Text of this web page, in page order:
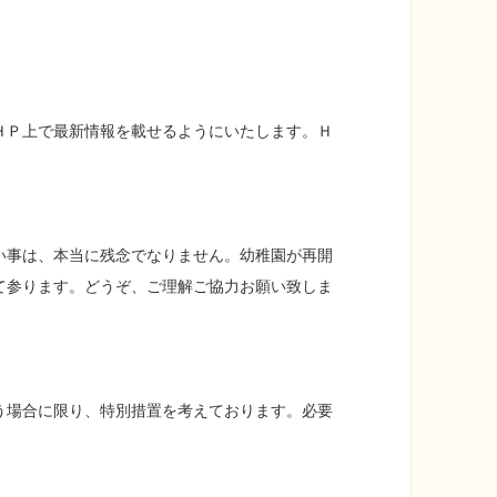
上で最新情報を載せるようにいたします。Ｈ
は、本当に残念でなりません。幼稚園が再開
ります。どうぞ、ご理解ご協力お願い致しま
合に限り、特別措置を考えております。必要